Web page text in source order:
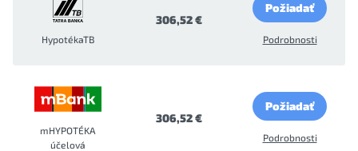
HypotékaTB
306,52 €
Požiadať
Podrobnosti
mHYPOTÉKA
účelová
306,52 €
Požiadať
Podrobnosti